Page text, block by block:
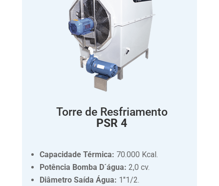
Torre de Resfriamento
PSR 4
Capacidade Térmica: 70.000 Kcal.
Potência Bomba D´água: 2,0 cv.
Diâmetro Saída Água: 1″1/2.